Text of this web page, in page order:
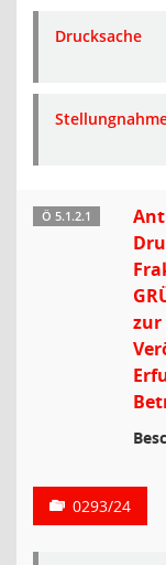
Drucksache
Ö 5.1.2.1
zur
0293/24